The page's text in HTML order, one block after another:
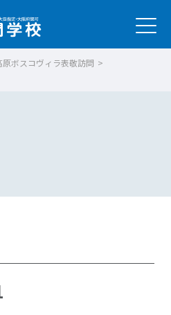
ボスコヴィラ表敬訪問 >